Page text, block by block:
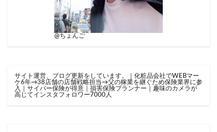
@ちょんご
サイト運営、ブログ更新をしています。｜化粧品会社でWEBマー
ケ6年→38店舗の店舗戦略担当→父の稼業を継ぐため保険業界に参
入｜サイバー保険が得意｜損害保険プランナー｜趣味のカメラが
高じてインスタフォロワー7000人